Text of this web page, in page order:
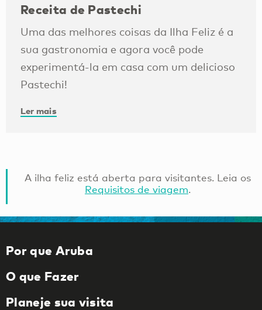
Receita de Pastechi
Uma das melhores coisas da Ilha Feliz é a
sua gastronomia e agora você pode
experimentá-la em casa com um delicioso
Pastechi!
Ler mais
A ilha feliz está aberta para visitantes. Leia os
Requisitos de viagem.
Por que Aruba
O que Fazer
Planeje sua visita